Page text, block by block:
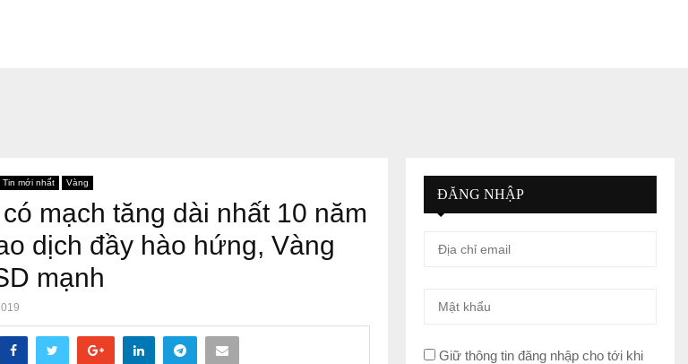
Tin mới nhất Vàng
mạch tăng dài nhất 10 năm
dịch đầy hào hứng, Vàng
mạnh
ĐĂNG NHẬP
Giữ thông tin đăng nhập cho tới khi